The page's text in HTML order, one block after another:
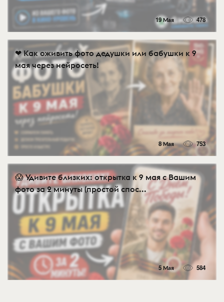
19 Мая 478
❤ Как оживить фото дедушки или бабушки к 9
мая через нейросеть!
8 Мая 753
😱 Удивите близких: открытка к 9 мая с Вашим
фото за 2 минуты (простой спос...
5 Мая 584